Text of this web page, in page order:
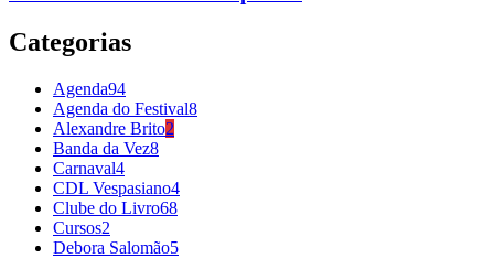
Categorias
Agenda94
Agenda do Festival8
Alexandre Brito2
Banda da Vez8
Carnaval4
CDL Vespasiano4
Clube do Livro68
Cursos2
Debora Salomão5